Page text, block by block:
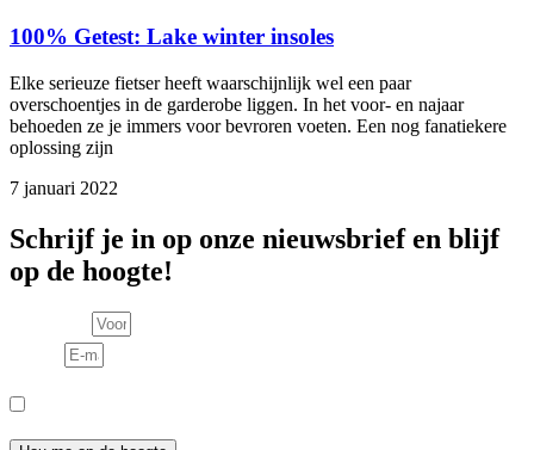
100% Getest: Lake winter insoles
Elke serieuze fietser heeft waarschijnlijk wel een paar
overschoentjes in de garderobe liggen. In het voor- en najaar
behoeden ze je immers voor bevroren voeten. Een nog fanatiekere
oplossing zijn
7 januari 2022
Schrijf je in op onze nieuwsbrief en blijf
op de hoogte!